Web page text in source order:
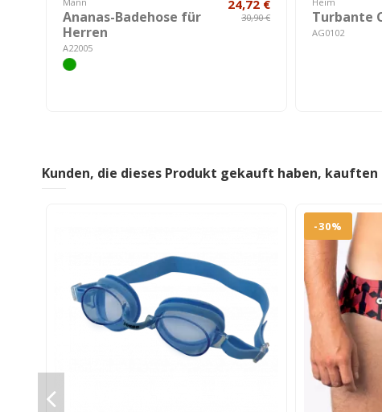
Ananas-Badehose für
Herren
A22005
24,72 €
30,90 € Turbante
AG0102
Kunden, die dieses Produkt gekauft haben, kauften
-30%